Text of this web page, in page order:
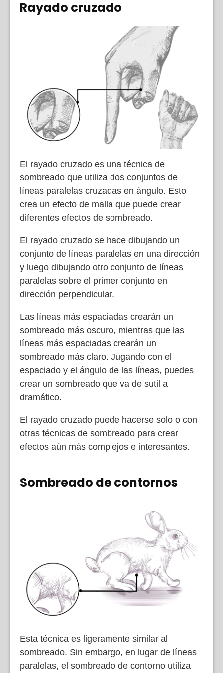
Rayado cruzado
El rayado cruzado es una técnica de
sombreado que utiliza dos conjuntos de
líneas paralelas cruzadas en ángulo. Esto
crea un efecto de malla que puede crear
diferentes efectos de sombreado.
El rayado cruzado se hace dibujando un
conjunto de líneas paralelas en una dirección
y luego dibujando otro conjunto de líneas
paralelas sobre el primer conjunto en
dirección perpendicular.
Las líneas más espaciadas crearán un
sombreado más oscuro, mientras que las
líneas más espaciadas crearán un
sombreado más claro. Jugando con el
espaciado y el ángulo de las líneas, puedes
crear un sombreado que va de sutil a
dramático.
El rayado cruzado puede hacerse solo o con
otras técnicas de sombreado para crear
efectos aún más complejos e interesantes.
Sombreado de contornos
Esta técnica es ligeramente similar al
sombreado. Sin embargo, en lugar de líneas
paralelas, el sombreado de contorno utiliza